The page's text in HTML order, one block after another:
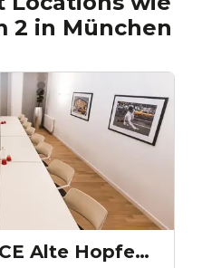
2 in München
SATELLITE OFFICE Alte Hopfenpost - „Isator“